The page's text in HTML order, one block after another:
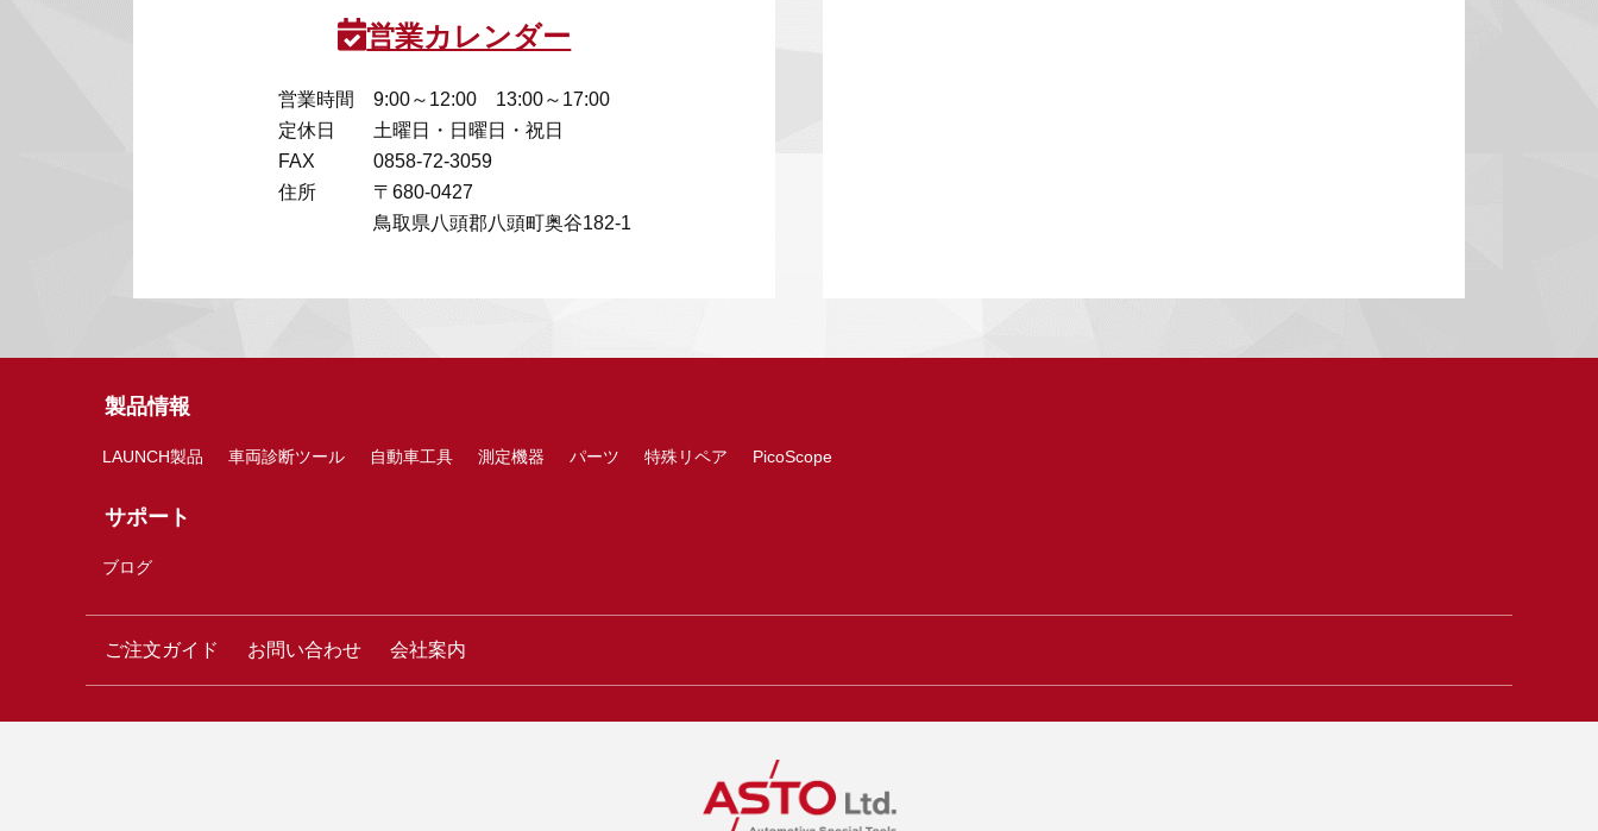
営業カレンダー
営業時間
9:00～12:00 13:00～17:00
定休日
土曜日・日曜日・祝日
FAX
0858-72-3059
住所
〒680-0427
鳥取県八頭郡八頭町奥谷182-1
製品情報
LAUNCH製品 車両診断ツール 自動車工具 測定機器 パーツ 特殊リペア PicoScope
サポート
ブログ
ご注文ガイド お問い合わせ 会社案内